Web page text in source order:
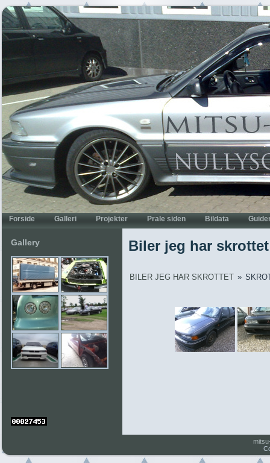
Gallery Biler jeg har skrottet
BILER JEG HAR SKROTTET »